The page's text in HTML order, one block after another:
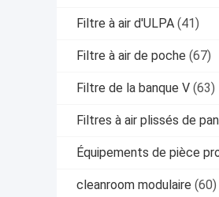
Filtre à air d'ULPA (41)
Filtre à air de poche (67)
Filtre de la banque V (63)
Filtres à air plissés de
Équipements de pièce
cleanroom modulaire (60)